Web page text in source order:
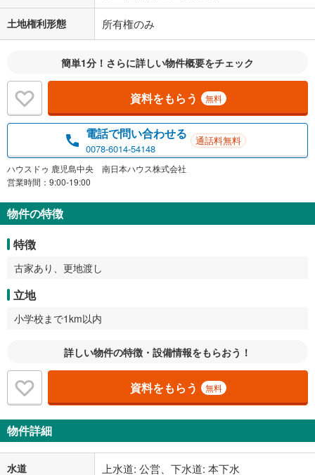
土地権利形態 所有権のみ
簡単1分！さらに詳しい物件概要をチェック
資料をもらう 無料
電話で問い合わせる
0078-6014-54148
通話料無料
ハウスドゥ 鹿児島中央 南日本ハウス株式会社
営業時間：9:00-19:00
物件の特徴
特徴
古家あり、更地渡し
立地
小学校まで1km以内
詳しい物件の特徴・設備情報をもらおう！
資料をもらう 無料
物件詳細
水道 上水道: 公営、下水道: 本下水